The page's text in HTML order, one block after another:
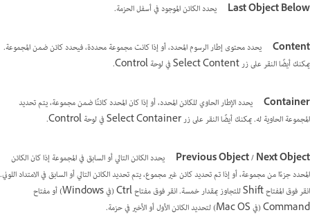
Last Object Below يحدد الكائن الموجود في أسفل الحزمة.
Content
يحدد محتوى إطار الرسوم المحدد، أو إذا كانت مجموعة محددة، فيحدد كائن ضمن المجموعة.
يمكنك أيضًا النقر على زر Select Content في لوحة Control.
Container
يحدد الإطار الحاوي للكائن المحدد، أو إذا كان المحدد كائنًا ضمن مجموعة، يتم تحديد
المجموعة الحاوية له. يمكنك أيضًا النقر على زر Select Container في لوحة Control.
Previous Object / Next Object
يحدد الكائن التالي أو السابق في المجموعة إذا كان الكائن
المحدد جزءًا من مجموعة، أو إذا تم تحديد كائن غير مجموع، يتم تحديد الكائن التالي أو السابق في الامتداد اللوني.
انقر فوق المفتاح Shift للتجاوز بمقدار خمسة. انقر فوق مفتاح Ctrl (في Windows) أو مفتاح
Command (في Mac OS) لتحديد الكائن الأول أو الأخير في حزمة.